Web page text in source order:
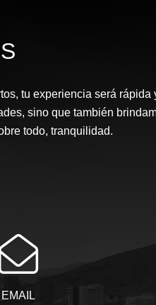
tu experiencia será rápida
sino que también
todo, tranquilidad.
EMAIL